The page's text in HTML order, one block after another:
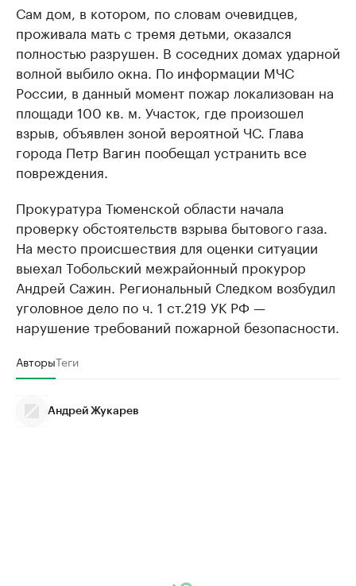
Сам дом, в котором, по словам очевидцев,
проживала мать с тремя детьми, оказался
полностью разрушен. В соседних домах ударной
волной выбило окна. По информации МЧС
России, в данный момент пожар локализован на
площади 100 кв. м. Участок, где произошел
взрыв, объявлен зоной вероятной ЧС. Глава
города Петр Вагин пообещал устранить все
повреждения.
Прокуратура Тюменской области начала
проверку обстоятельств взрыва бытового газа.
На место происшествия для оценки ситуации
выехал Тобольский межрайонный прокурор
Андрей Сажин. Региональный Следком возбудил
уголовное дело по ч. 1 ст.219 УК РФ —
нарушение требований пожарной безопасности.
АвторыТеги
Андрей Жукарев